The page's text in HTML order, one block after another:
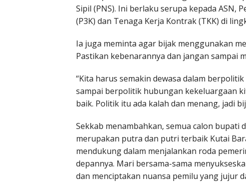
Sipil (PNS). Ini berlaku serupa kepada ASN,
(P3K) dan Tenaga Kerja Kontrak (TKK) di
Ia juga meminta agar bijak menggunakan
Pastikan kebenarannya dan jangan sampai
“Kita harus semakin dewasa dalam
sampai berpolitik hubungan kekeluargaan
baik. Politik itu ada kalah dan menang, jadi
Sekkab menambahkan, semua calon bupati
merupakan putra dan putri terbaik Kutai
mendukung dalam menjalankan roda
depannya. Mari bersama-sama
dan menciptakan nuansa pemilu yang jujur